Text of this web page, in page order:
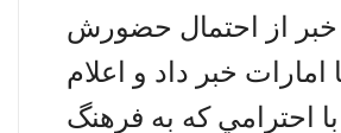
خبر از احتمال حضورش
امارات خبر داد و اعلام
احترامي كه به فرهنگ